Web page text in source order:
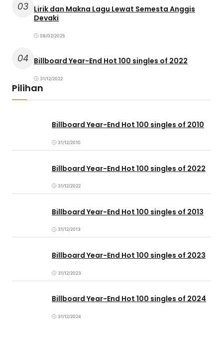
03 Lirik dan Makna Lagu Lewat Semesta Anggis
Devaki
08/02/2025
04 Billboard Year-End Hot 100 singles of 2022
31/12/2022
Pilihan
Billboard Year-End Hot 100 singles of 2010
31/12/2010
Billboard Year-End Hot 100 singles of 2022
31/12/2022
Billboard Year-End Hot 100 singles of 2013
31/12/2013
Billboard Year-End Hot 100 singles of 2023
31/12/2023
Billboard Year-End Hot 100 singles of 2024
31/12/2024